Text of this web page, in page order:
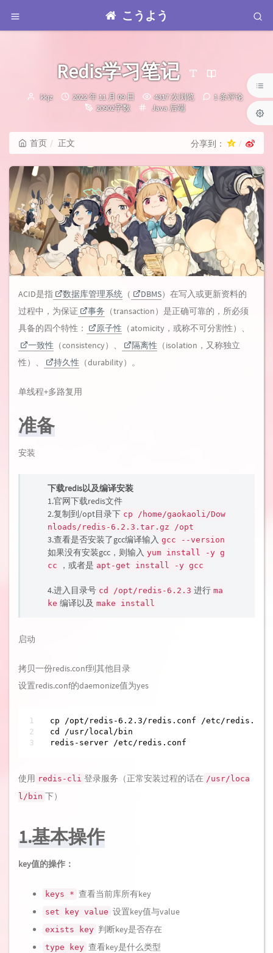
こうよう
Redis学习笔记
博
kkjz
发
2022 年 11 月 09 日 4317 次浏览
1 条评论
20902字数
分
Java后端
首页 正文 分享到：
ACID是指 数据库管理系统 （ DBMS）在写入或更新资料的
过程中，为保证
事务 （transaction）是正确可靠的，所必须
具备的四个特性：
原子性 （atomicity，或称不可分割性）、
一致性 （consistency）、 隔离性 （isolation，又称独立
性）、
持久性 （durability）。
单线程+多路复用
准备
安装
下载redis以及编译安装
1.官网下载redis文件
2.复制到/opt目录下 cp /home/gaokaoli/Dow
nloads/redis-6.2.3.tar.gz /opt
3.查看是否安装了gcc编译输入 gcc --version
如果没有安装gcc，则输入 yum install -y g
cc
，或者是 apt-get install -y gcc
4.进入目录号 cd /opt/redis-6.2.3 进行 ma
ke 编译以及 make install
启动
拷贝一份redis.conf到其他目录
设置redis.conf的daemonize值为yes
cp /opt/redis-6.2.3/redis.conf /etc/
cd /usr/local/bin
redis-server /etc/redis.conf
使用 redis-cli 登录服务（正常安装过程的话在 /usr/loca
l/bin 下）
1.基本操作
key值的操作：
keys * 查看当前库所有key
set key value 设置key值与value
exists key 判断key是否存在
type key 查看key是什么类型